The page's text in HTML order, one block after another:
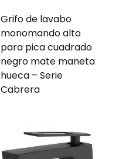
Grifo de lavabo
monomando alto
para pica cuadrado
negro mate maneta
hueca – Serie
Cabrera